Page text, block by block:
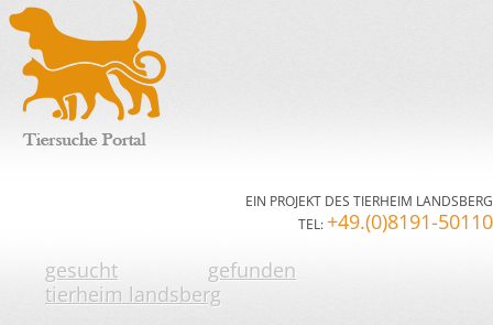
EIN PROJEKT DES TIERHEIM LANDSBERG
TEL: +49.(0)8191-50110
gesucht
gefunden
tierheim landsberg